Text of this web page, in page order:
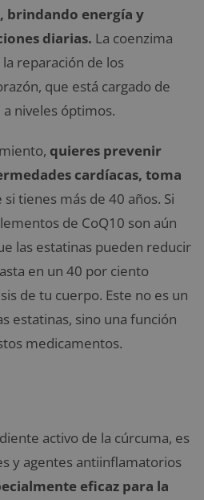
brindando energía y
diarias. La coenzima
reparación de los
que está cargado de
niveles óptimos.
quieres prevenir
cardíacas, toma
tienes más de 40 años. Si
de CoQ10 son aún
las estatinas pueden reducir
en un 40 por ciento
de tu cuerpo. Este no es un
estatinas, sino una función
medicamentos.
activo de la cúrcuma, es
y agentes antiinflamatorios
eficaz para la